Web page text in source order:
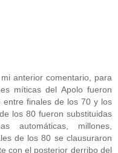
anterior comentario, para
míticas del Apolo fueron
entre finales de los 70 y los
los 80 fueron substituidas
automáticas, millones,
de los 80 se clausuraron
con el posterior derribo del